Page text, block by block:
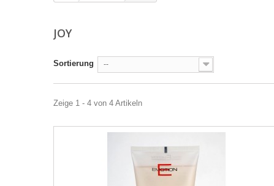
JOY
Sortierung --
Zeige 1 - 4 von 4 Artikeln